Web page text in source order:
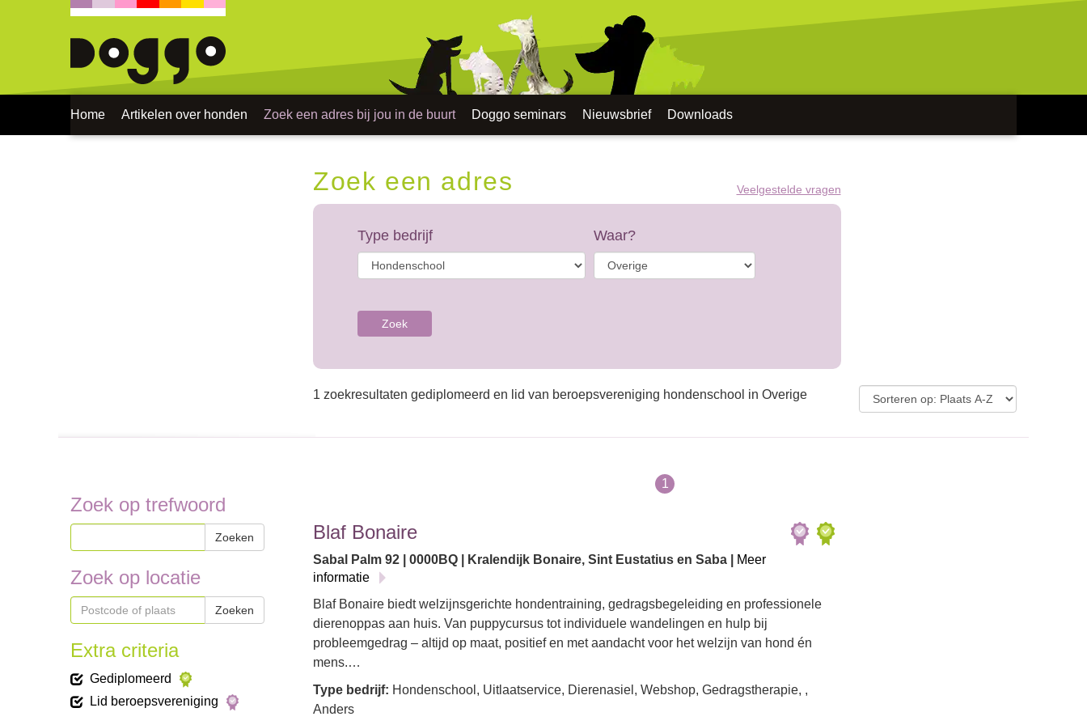
Home Artikelen over honden Zoek een adres bij jou in de buurt Doggo seminars Nieuwsbrief Downloads
Zoek een adres Veelgestelde vragen
Type bedrijf Waar?
Zoek
1 zoekresultaten gediplomeerd en lid van beroepsvereniging hondenschool in Overige
Zoek op trefwoord
Zoeken
Zoek op locatie
Zoeken
Extra criteria
Gediplomeerd
Lid beroepsvereniging
1
Blaf Bonaire
Sabal Palm 92 | 0000BQ | Kralendijk Bonaire, Sint Eustatius en Saba |
Meer
informatie
Blaf Bonaire biedt welzijnsgerichte hondentraining, gedragsbegeleiding en professionele
dierenoppas aan huis. Van puppycursus tot individuele wandelingen en hulp bij
probleemgedrag – altijd op maat, positief en met aandacht voor het welzijn van hond én
mens.…
Type bedrijf: Hondenschool, Uitlaatservice, Dierenasiel, Webshop, Gedragstherapie, ,
Anders